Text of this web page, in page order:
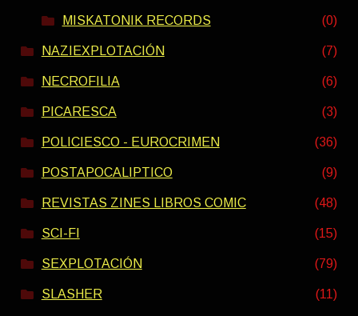
MISKATONIK RECORDS (0)
NAZIEXPLOTACIÓN (7)
NECROFILIA (6)
PICARESCA (3)
POLICIESCO - EUROCRIMEN (36)
POSTAPOCALIPTICO (9)
REVISTAS ZINES LIBROS COMIC (48)
SCI-FI (15)
SEXPLOTACIÓN (79)
SLASHER (11)